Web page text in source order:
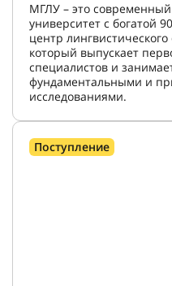
МГЛУ – это
университет с богатой
центр
который выпускает
специалистов и
фундаментальными и
исследованиями.
Поступление